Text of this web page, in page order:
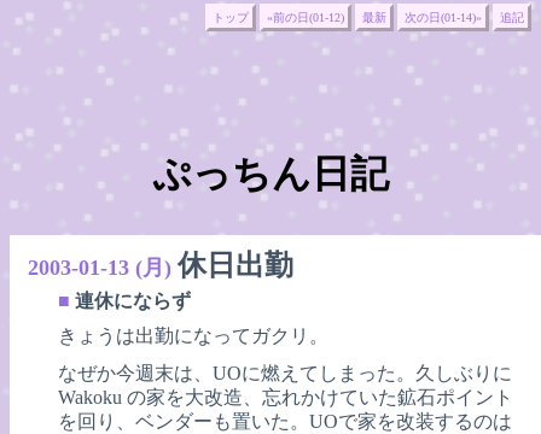
トップ «前の日(01-12) 最新 次の日(01-14)» 追記
ぷっちん日記
2003-01-13 (月) 休日出勤
■ 連休にならず
きょうは出勤になってガクリ。
なぜか今週末は、UOに燃えてしまった。久しぶりに
Wakoku の家を大改造、忘れかけていた鉱石ポイント
を回り、ベンダーも置いた。UOで家を改装するのは